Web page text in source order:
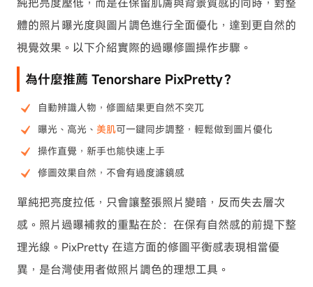
體的照片曝光度與圖片調色進行全面優化，達到更自然的
視覺效果。以下介紹實際的過曝修圖操作步驟。
為什麼推薦 Tenorshare PixPretty？
自動辨識人物，修圖結果更自然不突兀
曝光、高光、 美肌可一鍵同步調整，輕鬆做到圖片優化
操作直覺，新手也能快速上手
修圖效果自然，不會有過度濾鏡感
單純把亮度拉低，只會讓整張照片變暗，反而失去層次
感。照片過曝補救的重點在於：在保有自然感的前提下整
理光線。PixPretty 在這方面的修圖平衡感表現相當優
異，是台灣使用者做照片調色的理想工具。